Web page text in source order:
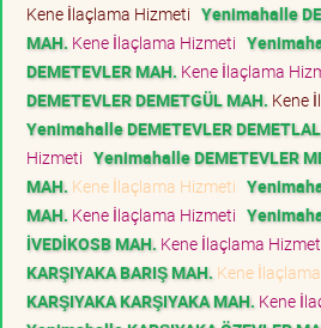
Kene İlaçlama Hizmeti Yenimahalle
MAH. Kene İlaçlama Hizmeti
DEMETEVLER MAH. Kene İlaçlama
DEMETEVLER DEMETGÜL MAH. Kene
Yenimahalle DEMETEVLER
Hizmeti Yenimahalle DEMETEVLER
MAH. Kene İlaçlama Hizmeti
MAH. Kene İlaçlama Hizmeti
İVEDİKOSB MAH. Kene İlaçlama
KARŞIYAKA BARIŞ MAH. Kene
KARŞIYAKA KARŞIYAKA MAH. Kene